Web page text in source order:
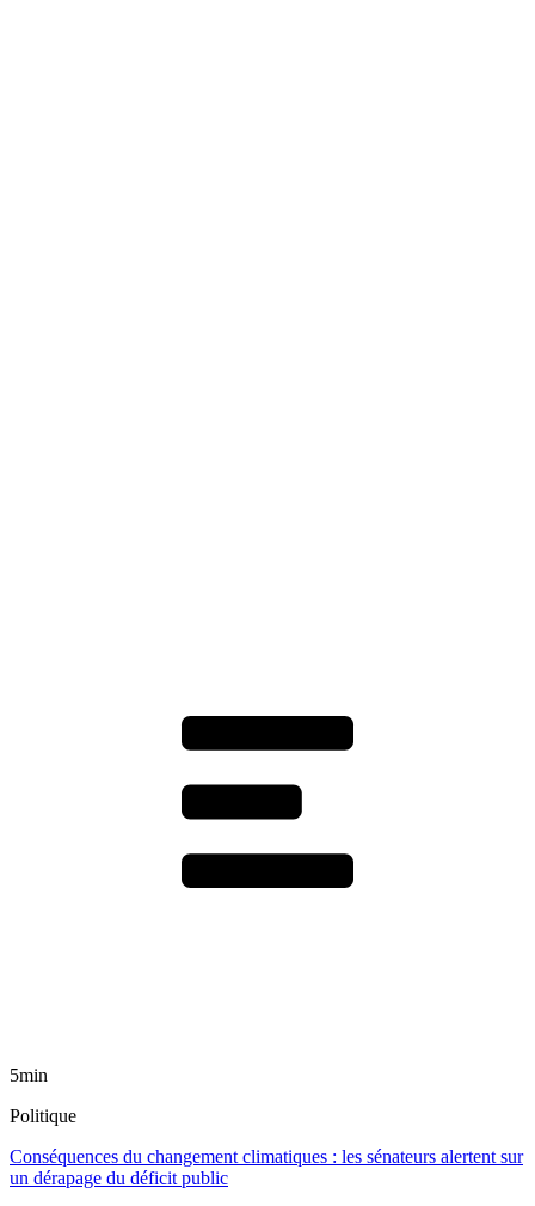
5min
Politique
Conséquences du changement climatiques : les sénateurs alertent sur
un dérapage du déficit public